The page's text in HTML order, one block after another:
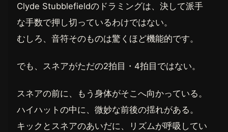
Clyde Stubblefieldのドラミングは、決して派手
な手数で押し切っているわけではない。
むしろ、音符そのものは驚くほど機能的です。
でも、スネアがただの2拍目・4拍目ではない。
スネアの前に、もう身体がそこへ向かっている。
ハイハットの中に、微妙な前後の揺れがある。
キックとスネアのあいだに、リズムが呼吸してい